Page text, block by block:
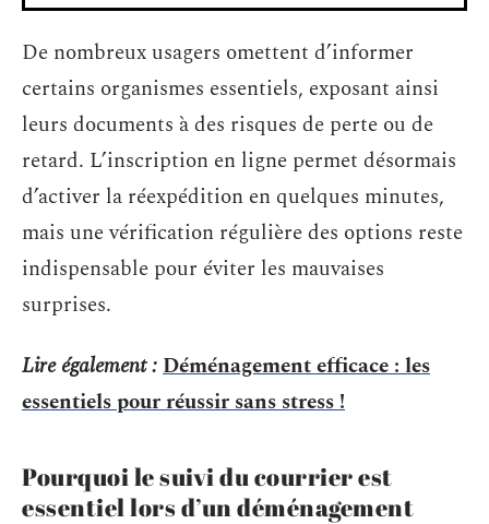
De nombreux usagers omettent d’informer
certains organismes essentiels, exposant ainsi
leurs documents à des risques de perte ou de
retard. L’inscription en ligne permet désormais
d’activer la réexpédition en quelques minutes,
mais une vérification régulière des options reste
indispensable pour éviter les mauvaises
surprises.
Lire également :Déménagement efficace : les
essentiels pour réussir sans stress !
Pourquoi le suivi du courrier est
essentiel lors d’un déménagement